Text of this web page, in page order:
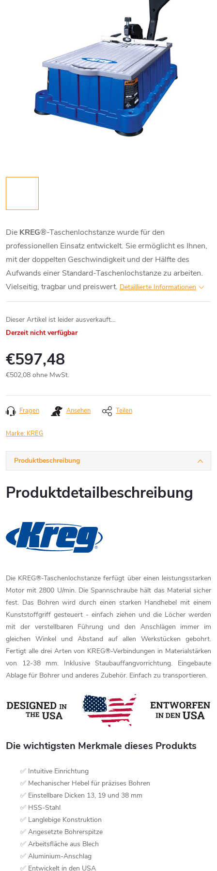
Die KREG®-Taschenlochstanze wurde für den
professionellen Einsatz entwickelt. Sie ermöglicht es Ihnen,
mit der doppelten Geschwindigkeit und der Hälfte des
Aufwands einer Standard-Taschenlochstanze zu arbeiten.
Vielseitig, tragbar und preiswert. Detaillierte Informationen
Dieser Artikel ist leider ausverkauft…
Derzeit nicht verfügbar
€597,48
€502,08 ohne MwSt.
Fragen Ansehen Teilen
Marke: KREG
Produktbeschreibung
Produktdetailbeschreibung
Die KREG®-Taschenlochstanze ferfügt über einen leistungsstarken
Motor mit 2800 U/min. Die Spannschraube hält das Material sicher
fest. Das Bohren wird durch einen starken Handhebel mit einem
Kunststoffgriff gesteuert - einfach ziehen und die Löcher werden
mit der verstellbaren Führung und den Anschlägen immer im
gleichen Winkel und Abstand auf allen Werkstücken gebohrt.
Fertigt alle drei Arten von KREG®-Verbindungen in Materialstärken
von 12-38 mm. Inklusive Staubauffangvorrichtung. Eingebaute
Ablage für Bohrer und anderes Zubehör. Einfach zu transportieren.
Die wichtigsten Merkmale dieses Produkts
✅ Intuitive Einrichtung
✅ Mechanischer Hebel für präzises Bohren
✅ Einstellbare Dicken 13, 19 und 38 mm
✅ HSS-Stahl
✅ Langlebige Konstruktion
✅ Angesetzte Bohrerspitze
✅ Arbeitsfläche aus Blech
✅ Aluminium-Anschlag
✅ Entwickelt in den USA